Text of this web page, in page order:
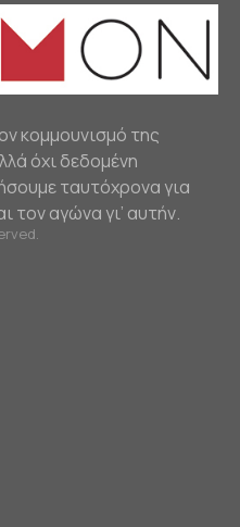
κομμουνισμό της
όχι δεδομένη
ταυτόχρονα για
τον αγώνα γι’ αυτήν.